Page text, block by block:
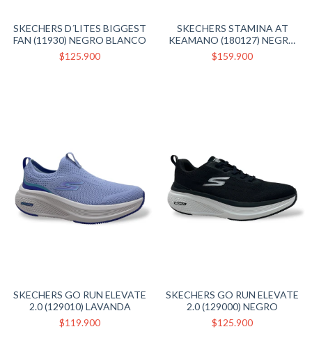
SKECHERS D´LITES BIGGEST
FAN (11930) NEGRO BLANCO
$125.900
SKECHERS STAMINA AT
KEAMANO (180127) NEGRO
GRIS
$159.900
SKECHERS GO RUN ELEVATE
2.0 (129010) LAVANDA
$119.900
SKECHERS GO RUN ELEVATE
2.0 (129000) NEGRO
$125.900